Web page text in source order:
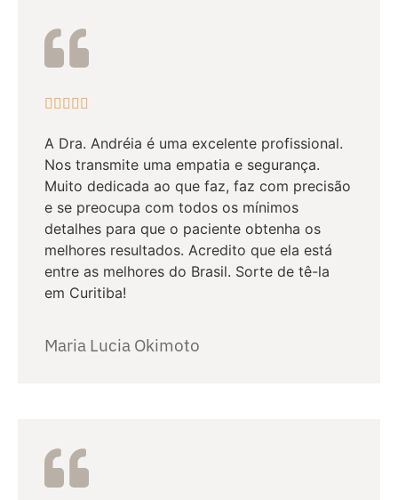
    
A Dra. Andréia é uma excelente profissional.
Nos transmite uma empatia e segurança.
Muito dedicada ao que faz, faz com precisão
e se preocupa com todos os mínimos
detalhes para que o paciente obtenha os
melhores resultados. Acredito que ela está
entre as melhores do Brasil. Sorte de tê-la
em Curitiba!
Maria Lucia Okimoto